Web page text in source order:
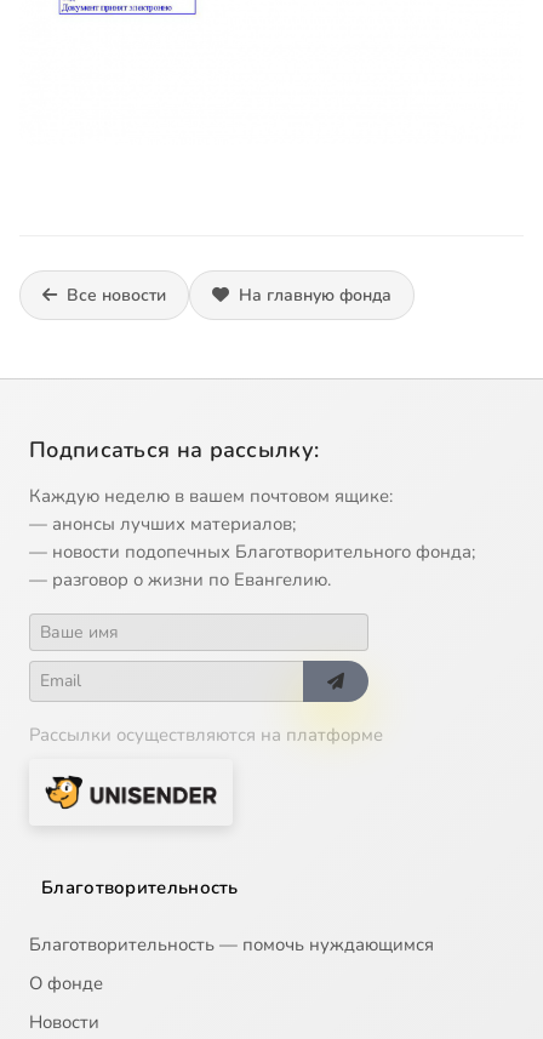
Все новости На главную фонда
Подписаться на рассылку:
Каждую неделю в вашем почтовом ящике:
— анонсы лучших материалов;
— новости подопечных Благотворительного фонда;
— разговор о жизни по Евангелию.
Рассылки осуществляются на платформе
Благотворительность
Благотворительность — помочь нуждающимся
О фонде
Новости